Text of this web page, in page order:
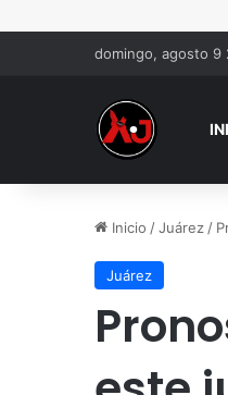
domingo, agosto 9
Inicio /Juárez /
Juárez